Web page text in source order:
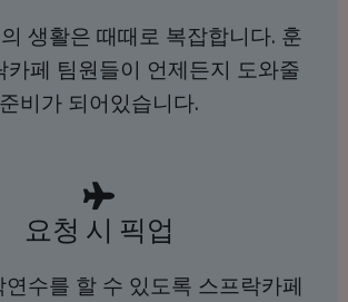
생활은 때때로 복잡합니다. 훈
카페 팀원들이 언제든지 도와줄
준비가 되어있습니다.
요청 시 픽업
수를 할 수 있도록 스프락카페